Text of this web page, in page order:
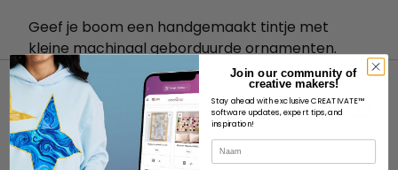
Geef je boom een handgemaakt tintje met
kleine machinaal geborduurde ornamenten.
OVER
Join our community of
creative makers!
Stay ahead with exclusive CREATIVATE™
software updates, expert tips, and
inspiration!
Naam